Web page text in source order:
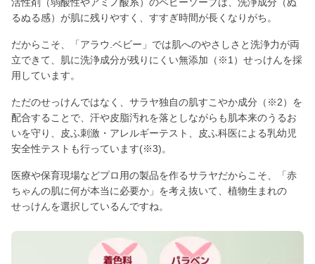
るぬる感）が肌に残りやすく、すすぎ時間が長くなりがち。
だからこそ、「アラウ.ベビー」では肌へのやさしさと洗浄力が両
立できて、肌に洗浄成分が残りにくい無添加（※1）せっけんを採
用しています。
ただのせっけんではなく、サラヤ独自の肌すこやか成分（※2）を
配合することで、汗や皮脂汚れを落としながらも肌本来のうるお
いを守り、皮ふ刺激・アレルギーテスト、皮ふ科医による乳幼児
安全性テストも行っています(※3)。
医療や保育現場などプロ用の製品を作るサラヤだからこそ、「赤
ちゃんの肌に何が本当に必要か」を考え抜いて、植物生まれの
せっけんを選択しているんですね。